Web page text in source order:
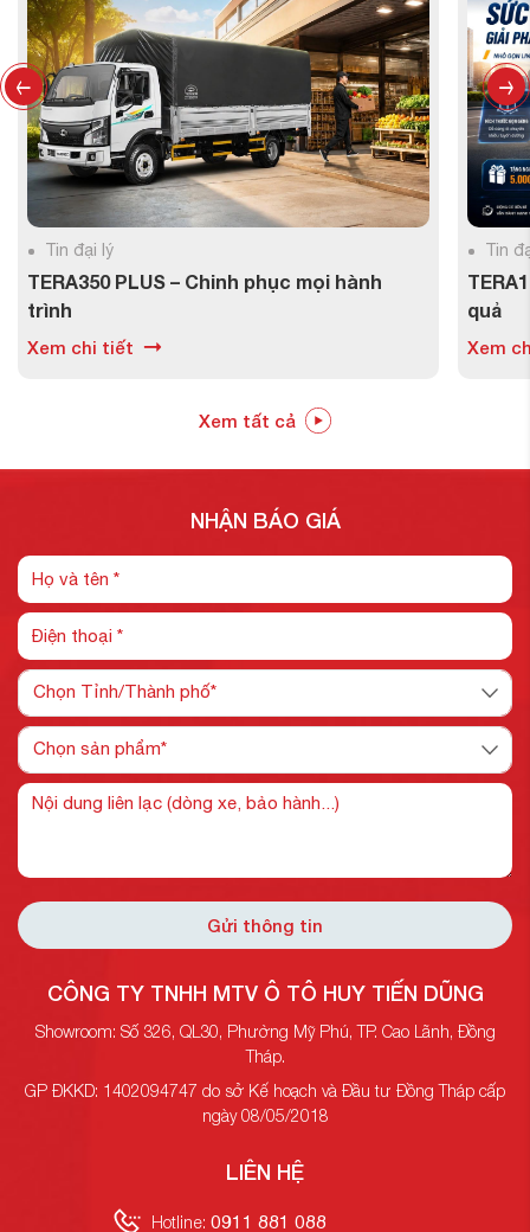
Tin đại lý
TERA350 PLUS – Chinh phục mọi hành
trình
Xem chi tiết
Tin
quả
Xem
Xem tất cả
CÔNG TY TNHH MTV Ô TÔ HUY TIẾN DŨNG
Showroom: Số 326, QL30, Phường Mỹ Phú, TP. Cao Lãnh, Đồng
Tháp.
GP ĐKKD: 1402094747 do sở Kế hoạch và Đầu tư Đồng Tháp cấp
ngày 08/05/2018
LIÊN HỆ
Hotline: 0911 881 088
NHẬN BÁO GIÁ
Gửi thông tin